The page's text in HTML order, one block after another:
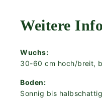
Weitere
Wuchs:
30-60 cm hoch/breit,
Boden:
Sonnig bis